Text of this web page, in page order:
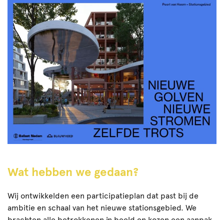
Wat hebben we gedaan?
Wij ontwikkelden een participatieplan dat past bij de
ambitie en schaal van het nieuwe stationsgebied. We